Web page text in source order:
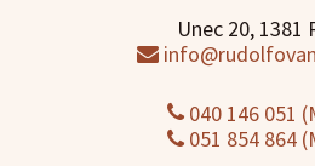
Unec 20, 1381
040 146 051
051 854 864